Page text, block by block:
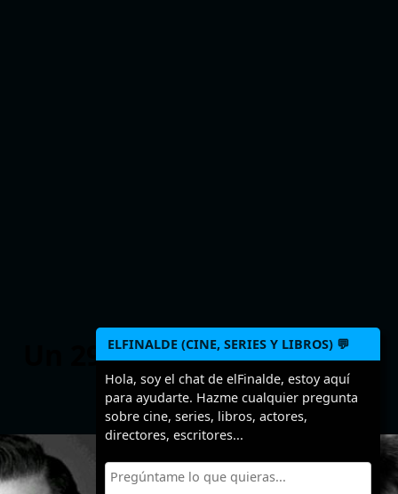
Un 29 de julio cumplirían
años
>
ELFINALDE (CINE, SERIES Y LIBROS) 💬
Hola, soy el chat de elFinalde, estoy aquí
para ayudarte. Hazme cualquier pregunta
sobre cine, series, libros, actores,
directores, escritores...